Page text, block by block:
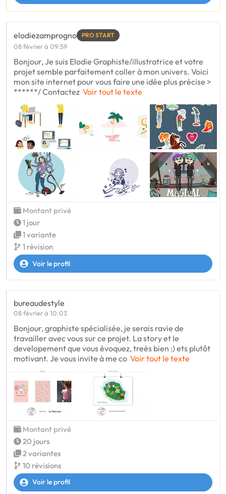
elodiezamprogno PRO START
08 février à 09:59
Bonjour, Je suis Elodie Graphiste/illustratrice et votre
projet semble parfaitement coller à mon univers. Voici
mon site internet pour vous faire une idée plus précise >
******/ Contactez Voir tout le texte
Montant privé
1 jour
1 variante
1 révision
Voir le profil
bureaudestyle
08 février à 10:03
Bonjour, graphiste spécialisée, je serais ravie de
travailler avec vous sur ce projet. La story et le
developement que vous évoquez, treès bien :) ets plutôt
motivant. Je vous invite à me co Voir tout le texte
Montant privé
20 jours
2 variantes
10 révisions
Voir le profil